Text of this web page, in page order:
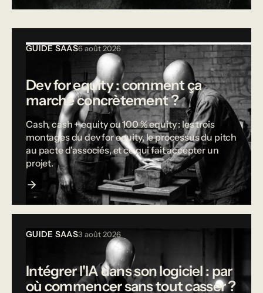
GUIDE SAAS6 août 2026
Dev for equity : comment ça
marche concrètement ?
Cash, cash + equity ou 100 % equity : les trois
montages du dev for equity, le processus du pitch
au pacte d'associés, et ce qui fait accepter un
projet.
GUIDE SAAS3 août 2026
Intégrer l'IA dans son logiciel : par
où commencer sans tout casser ?